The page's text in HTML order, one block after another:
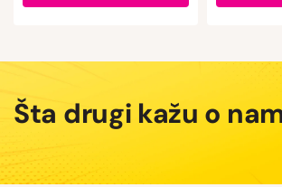
Šta drugi kažu o